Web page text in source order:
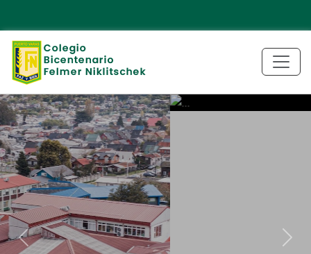
Previous Next
Extras/Aplicaciones